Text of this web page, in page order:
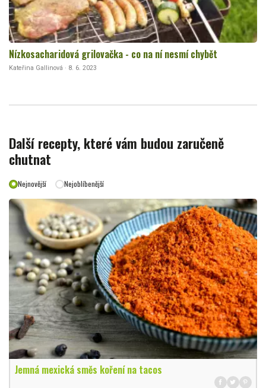
Nízkosacharidová grilovačka - co na ní nesmí chybět
Kateřina Gallinová · 8. 6. 2023
Další recepty, které vám budou zaručeně
chutnat
Nejnovější Nejoblíbenější
Jemná mexická směs koření na tacos